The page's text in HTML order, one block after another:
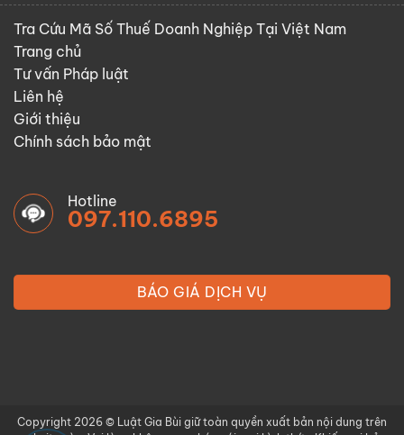
Tra Cứu Mã Số Thuế Doanh Nghiệp Tại Việt Nam
Trang chủ
Tư vấn Pháp luật
Liên hệ
Giới thiệu
Chính sách bảo mật
Hotline
097.110.6895
BÁO GIÁ DỊCH VỤ
Copyright 2026 © Luật Gia Bùi giữ toàn quyền xuất bản nội dung trên